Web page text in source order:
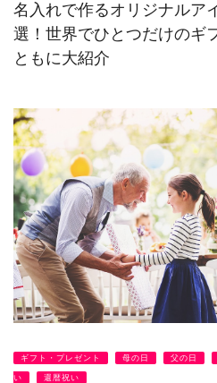
名入れで作るオリジナルア
選！世界でひとつだけのギ
ともに大紹介
ギフト・プレゼント 母の日 父の日
い 還暦祝い